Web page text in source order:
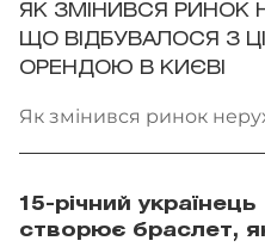
ЯК ЗМІНИВСЯ РИНОК
ЩО ВІДБУВАЛОСЯ З
ОРЕНДОЮ В КИЄВІ
Як змінився ринок
15-річний українець
створює браслет,